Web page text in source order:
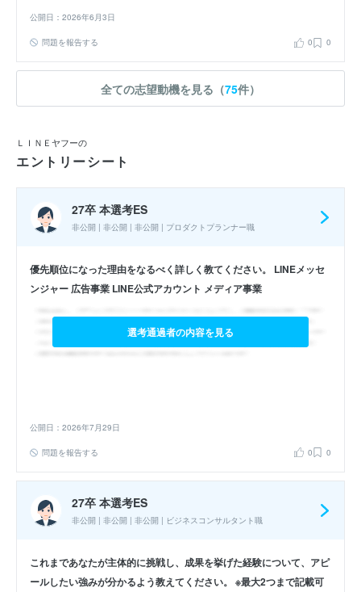
公開日：2026年6月3日
問題を報告する 0 0
全ての志望動機を見る（75件）
ＬＩＮＥヤフーの
エントリーシート
27卒 本選考ES
非公開 | 非公開 | 非公開 | プロダクトプランナー職
優先順位になった理由をなるべく詳しく教てください。 LINEメッセ
ンジャー 広告事業 LINE公式アカウント メディア事業
選考通過者の内容を見る
公開日：2026年7月29日
問題を報告する 0 0
27卒 本選考ES
非公開 | 非公開 | 非公開 | ビジネスコンサルタント職
これまであなたが主体的に挑戦し、成果を挙げた経験について、アピ
ールしたい強みが分かるよう教えてください。 ※最大2つまで記載可